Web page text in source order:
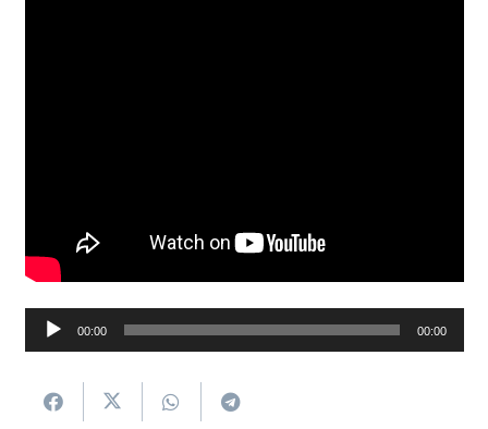
Soinu
erreproduzigailua
00:00 00:00